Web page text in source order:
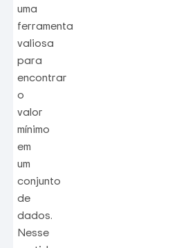
uma
ferramenta
valiosa
para
encontrar
o
valor
mínimo
em
um
conjunto
de
dados.
Nesse